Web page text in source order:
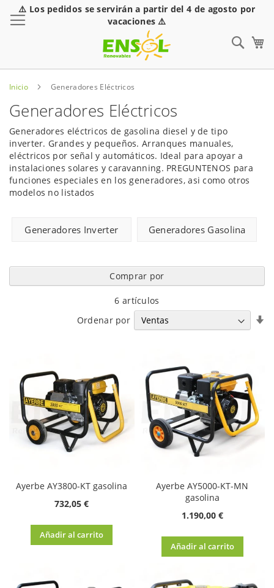
⚠️ Los pedidos se servirán a partir del 4 de agosto por
vacaciones ⚠️
Inicio Generadores Eléctricos
Generadores Eléctricos
Generadores eléctricos de gasolina diesel y de tipo
inverter. Grandes y pequeños. Arranques manuales,
eléctricos por señal y automáticos. Ideal para apoyar a
instalaciones solares y caravanning. PREGUNTENOS para
funciones especiales en los generadores, asi como otros
modelos no listados
Generadores Inverter Generadores Gasolina
6 artículos
Ordenar por
Ayerbe AY3800-KT gasolina
732,05 €
Añadir al carrito
Ayerbe AY5000-KT-MN
gasolina
1.190,00 €
Añadir al carrito
Comprar por